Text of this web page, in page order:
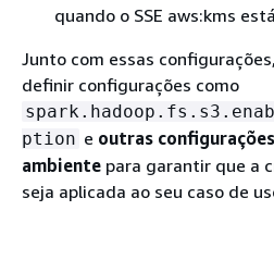
quando o SSE aws:kms
Junto com essas
definir configurações como
ption e outras
ambiente para garantir que a
seja aplicada ao seu caso de